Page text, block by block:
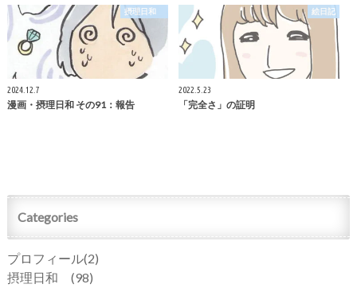
摂理日和
2024.12.7
漫画・摂理日和 その91：報告
絵日記
2022.5.23
「完全さ」の証明
Categories
プロフィール(2)
摂理日和 (98)